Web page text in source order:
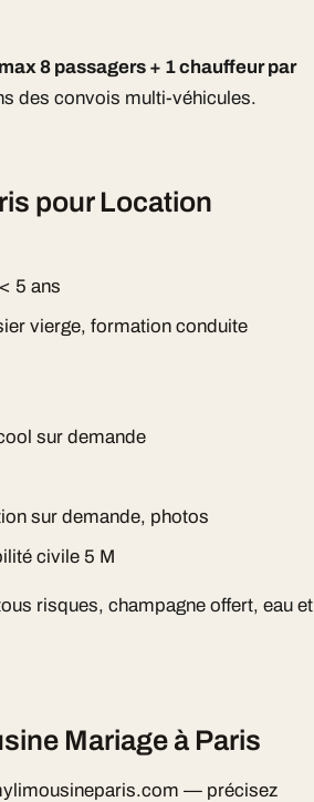
8 passagers + 1 chauffeur par
des convois multi-véhicules.
pour Location
5 ans
vierge, formation conduite
sur demande
sur demande, photos
civile 5 M
risques, champagne offert, eau et
Mariage à Paris
— précisez